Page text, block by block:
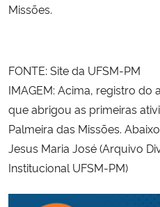
Missões.
FONTE: Site da UFSM-PM
IMAGEM: Acima, registro do
que abrigou as primeiras
Palmeira das Missões.
Jesus Maria José(Arquivo
Institucional UFSM-PM)